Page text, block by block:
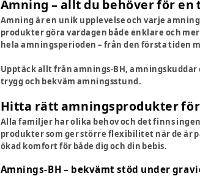
Amning – allt du behöver för
Amning är en unik upplevelse och varje
produkter göra vardagen både enklare och
hela amningsperioden – från den första tiden
Upptäck allt från amnings-BH,
trygg och bekväm amningsstund.
Hitta rätt amningsprodukter
Alla familjer har olika behov och det finns
produkter som ger större flexibilitet när de är
ökad komfort för både dig och din bebis.
Amnings-BH – bekvämt stöd under